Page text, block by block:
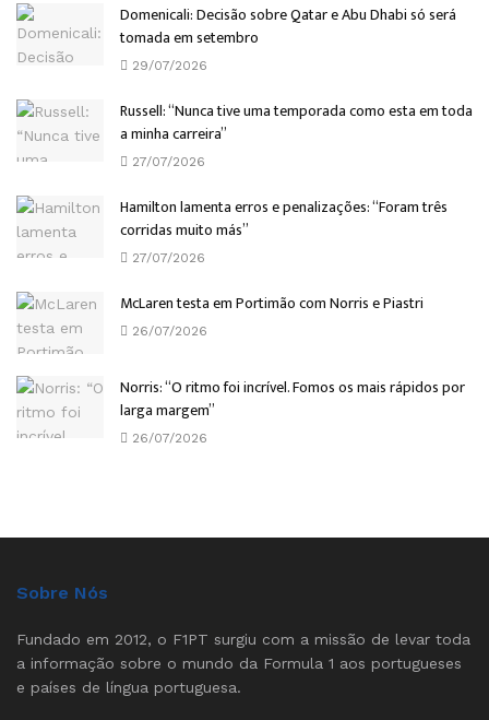
Domenicali: Decisão sobre Qatar e Abu Dhabi só será
tomada em setembro
29/07/2026
Russell: “Nunca tive uma temporada como esta em toda
a minha carreira”
27/07/2026
Hamilton lamenta erros e penalizações: “Foram três
corridas muito más”
27/07/2026
McLaren testa em Portimão com Norris e Piastri
26/07/2026
Norris: “O ritmo foi incrível. Fomos os mais rápidos por
larga margem”
26/07/2026
Sobre Nós
Fundado em 2012, o F1PT surgiu com a missão de levar toda
a informação sobre o mundo da Formula 1 aos portugueses
e países de língua portuguesa.